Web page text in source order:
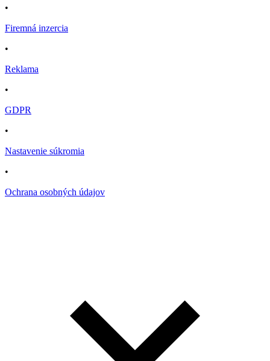
•
Firemná inzercia
•
Reklama
•
GDPR
•
Nastavenie súkromia
•
Ochrana osobných údajov